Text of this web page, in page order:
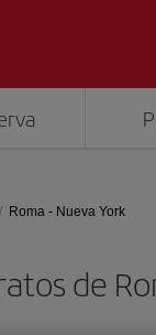
Roma - Nueva York
de